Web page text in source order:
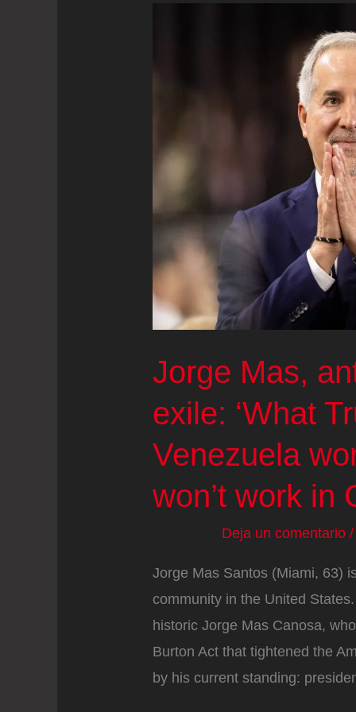
Jorge Mas,
exile: ‘What
Venezuela
won’t work in
Deja un comentario /
Jorge Mas Santos (Miami, 63)
community in the United
historic Jorge Mas Canosa,
Burton Act that tightened the
by his current standing: